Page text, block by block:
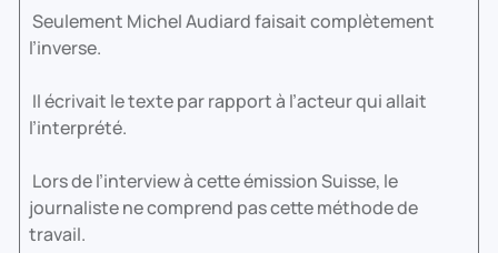
Seulement Michel Audiard faisait complètement
l’inverse.
Il écrivait le texte par rapport à l’acteur qui allait
l’interprété.
Lors de l’interview à cette émission Suisse, le
journaliste ne comprend pas cette méthode de
travail.